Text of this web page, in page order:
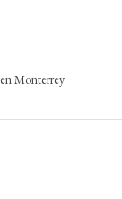
Monterrey